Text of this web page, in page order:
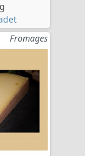
Fromages